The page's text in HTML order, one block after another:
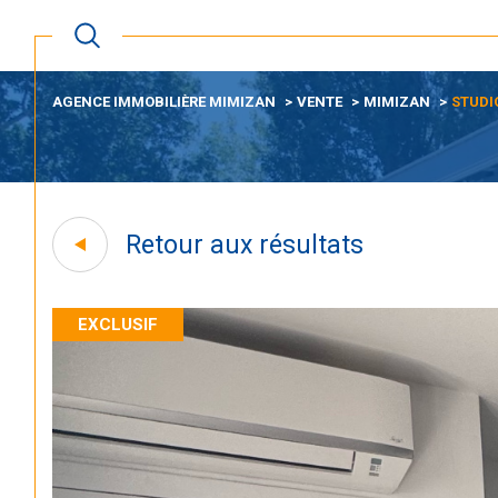
AGENCE IMMOBILIÈRE MIMIZAN VENTE MIMIZAN
Retour aux résultats
EXCLUSIF